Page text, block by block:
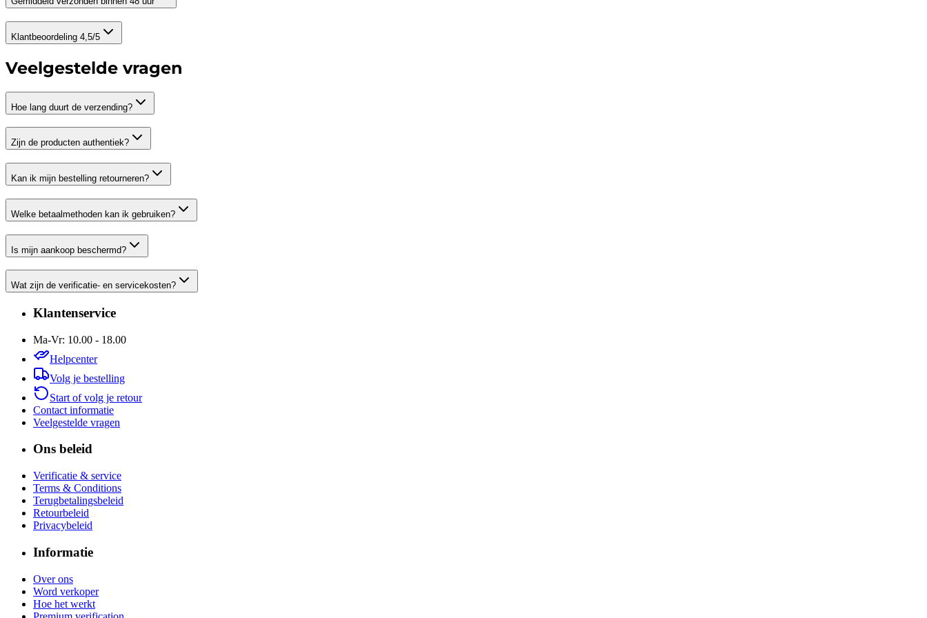
Klantbeoordeling 4,5/5
Veelgestelde vragen
Hoe lang duurt de verzending?
Zijn de producten authentiek?
Kan ik mijn bestelling retourneren?
Welke betaalmethoden kan ik gebruiken?
Is mijn aankoop beschermd?
Wat zijn de verificatie- en servicekosten?
Klantenservice
Ma-Vr: 10.00 - 18.00
Helpcenter
Volg je bestelling
Start of volg je retour
Contact informatie
Veelgestelde vragen
Ons beleid
Verificatie & service
Terms & Conditions
Terugbetalingsbeleid
Retourbeleid
Privacybeleid
Informatie
Over ons
Word verkoper
Hoe het werkt